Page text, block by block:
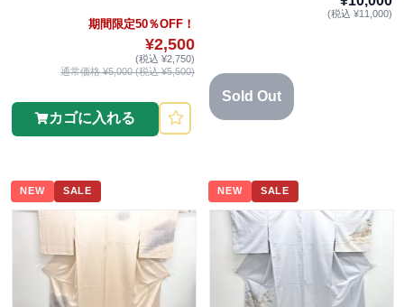
期間限定50％OFF！
¥2,500
(税込 ¥2,750)
通常価格 ¥5,000 (税込 ¥5,500)
カゴに入れる
(税込 ¥11,000)
Sold Out
NEW SALE NEW SALE